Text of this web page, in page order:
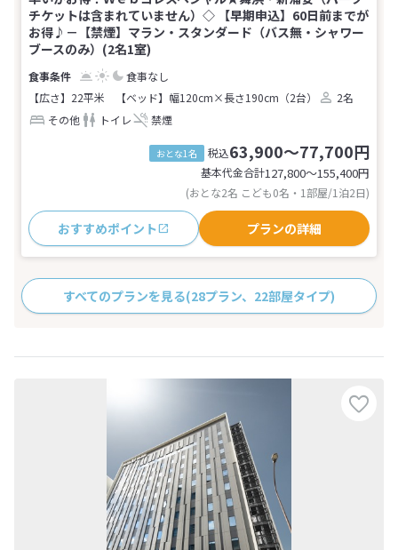
チケットは含まれていません）◇ 【早期申込】60日前までが
お得♪－【禁煙】マラン・スタンダード（バス無・シャワー
ブースのみ）(2名1室)
食事なし
【広さ】22平米
【ベッド】幅120cm×長さ190cm（2台）
2名
その他
トイレ 禁煙
おとな1名 税込63,900～77,700円
基本代金合計127,800〜155,400円
(おとな2名 こども0名・1部屋/1泊2日)
おすすめポイント プランの詳細
すべてのプランを見る(28プラン、22部屋タイプ)